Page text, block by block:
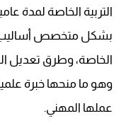
التربية الخاصة
بشكل متخصص أساليب
الخاصة، وطرق تعديل
وهو ما منحها خبرة
عملها المهني.